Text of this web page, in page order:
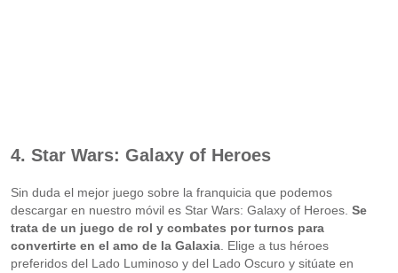
4. Star Wars: Galaxy of Heroes
Sin duda el mejor juego sobre la franquicia que podemos
descargar en nuestro móvil es Star Wars: Galaxy of Heroes. Se
trata de un juego de rol y combates por turnos para
convertirte en el amo de la Galaxia. Elige a tus héroes
preferidos del Lado Luminoso y del Lado Oscuro y sitúate en